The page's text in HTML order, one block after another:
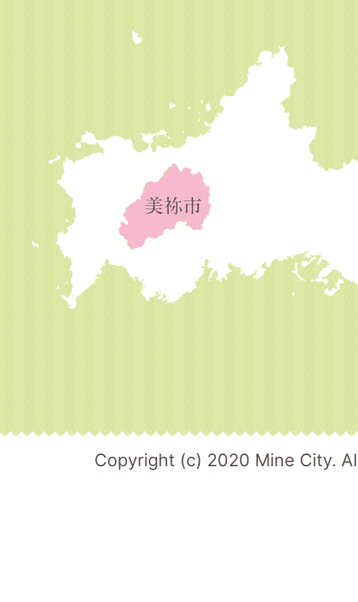
Copyright (c) 2020 Mine City.